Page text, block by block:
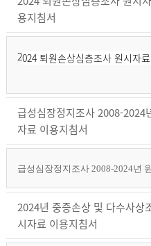
용지침서
2024 퇴원손상심층조사 원시자
급성심장정지조사 2008-2024
자료 이용지침서
급성심장정지조사 2008-2024년
2024년 중증손상 및 다수사상
시자료 이용지침서